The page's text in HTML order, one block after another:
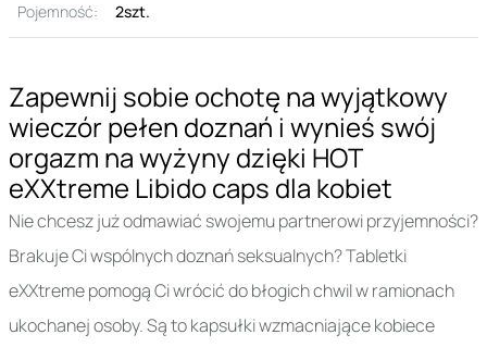
Zapewnij sobie ochotę na wyjątkowy
wieczór pełen doznań i wynieś swój
orgazm na wyżyny dzięki HOT
eXXtreme Libido caps dla kobiet
Nie chcesz już odmawiać swojemu partnerowi przyjemności?
Brakuje Ci wspólnych doznań seksualnych? Tabletki
eXXtreme pomogą Ci wrócić do błogich chwil w ramionach
ukochanej osoby. Są to kapsułki wzmacniające kobiece
Pojemność: 2szt.